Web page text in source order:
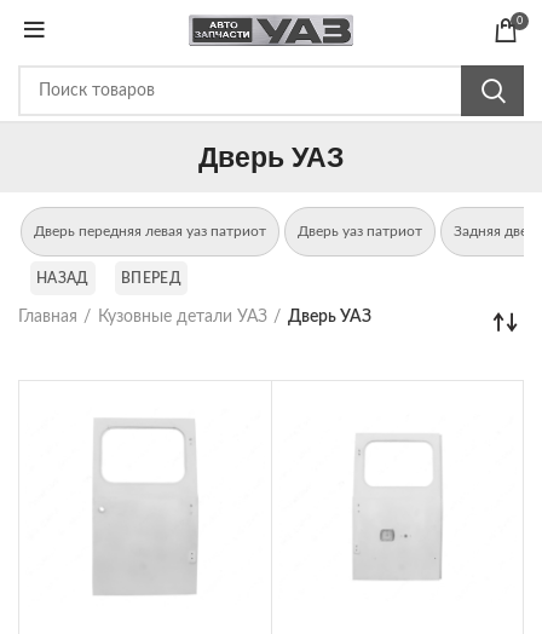
0
Дверь УАЗ
Дверь передняя левая уаз патриот Дверь уаз патриот Задняя
НАЗАД ВПЕРЕД
Главная Кузовные детали УАЗ Дверь УАЗ